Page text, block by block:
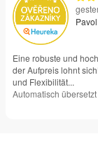
Pavol
Eine robuste und
der Aufpreis lohnt
und Flexibilität...
Automatisch